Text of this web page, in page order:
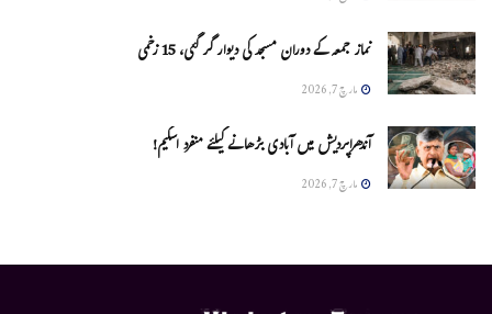
نماز جمعہ کے دوران مسجد کی دیوار گر گئی، 15 زخمی
مارچ 7, 2026
آندھراپردیش میں آبادی بڑھانے کیلئے منفرد اسکیم!
مارچ 7, 2026